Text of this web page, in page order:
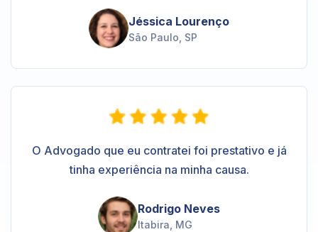
Jéssica Lourenço
São Paulo, SP
O Advogado que eu contratei foi prestativo e já
tinha experiência na minha causa.
Rodrigo Neves
Itabira, MG